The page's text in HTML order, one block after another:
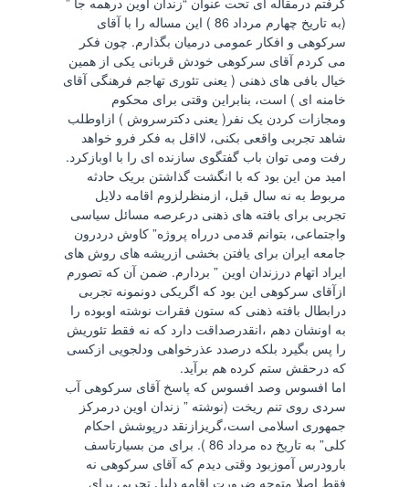
(به تاریخ چهارم مرداد 86 ) این مساله را با آقای
سرکوهی و افکار عمومی درمیان بگذارم. چون فکر
می کردم آقای سرکوهی خودش قربانی یکی از همین
خیال بافی های ذهنی ( یعنی تئوری تهاجم فرهنگی آقای
خامنه ای ) است، بنابراین وقتی برای محکوم
ومجازات کردن یک نفر( یعنی دکترسروش ) ازاوطلب
شاهد تجربی واقعی بکنی، لااقل به فکر فرو خواهد
رفت ومی توان باب گفتگوی سازنده ای را با اوبازکرد.
امید من این بود که با انگشت گذاشتن بریک حادثه
مربوط به نه سال قبل، ازمنظرلزوم اقامه دلایل
تجربی برای بافته های ذهنی درعرصه مسائل سیاسی
واجتماعی، بتوانم قدمی درراه پروژه” کاوش دردرون
جامعه ایران برای یافتن بخشی ازریشه های روش های
ایراد اتهام درزندان اوین ” بردارم. ضمن آن که تصورم
ازآقای سرکوهی این بود که اگریکی دونمونه تجربی
درابطال بافته ذهنی که ستون فقرات نوشته اوبوده را
به اونشان دهم ،انقدرصداقت دارد که نه فقط تئوریش
را پس بگیرد بلکه درصدد عذرخواهی ودلجویی ازکسی
که درحقش ستم کرده هم برآید.
اما افسوس وصد افسوس که پاسخ آقای سرکوهی آب
سردی روی تنم ریخت (نوشته ” زندان اوین درمرکز
جمهوری اسلامی است،گریزازنقد درپوشش احکام
کلی” به تاریخ ده مرداد 86 ). برای من بسیارتاسف
بارودرس آموزبود وقتی دیدم که آقای سرکوهی نه
فقط اصلا متوجه ضرورت اقامه دلیل تجربی برای